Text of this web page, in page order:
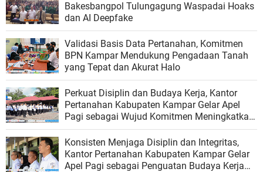
Bakesbangpol Tulungagung Waspadai Hoaks
dan AI Deepfake
Validasi Basis Data Pertanahan, Komitmen
BPN Kampar Mendukung Pengadaan Tanah
yang Tepat dan Akurat Halo
Perkuat Disiplin dan Budaya Kerja, Kantor
Pertanahan Kabupaten Kampar Gelar Apel
Pagi sebagai Wujud Komitmen Meningkatkan
Kualitas Pelayanan
Konsisten Menjaga Disiplin dan Integritas,
Kantor Pertanahan Kabupaten Kampar Gelar
Apel Pagi sebagai Penguatan Budaya Kerja